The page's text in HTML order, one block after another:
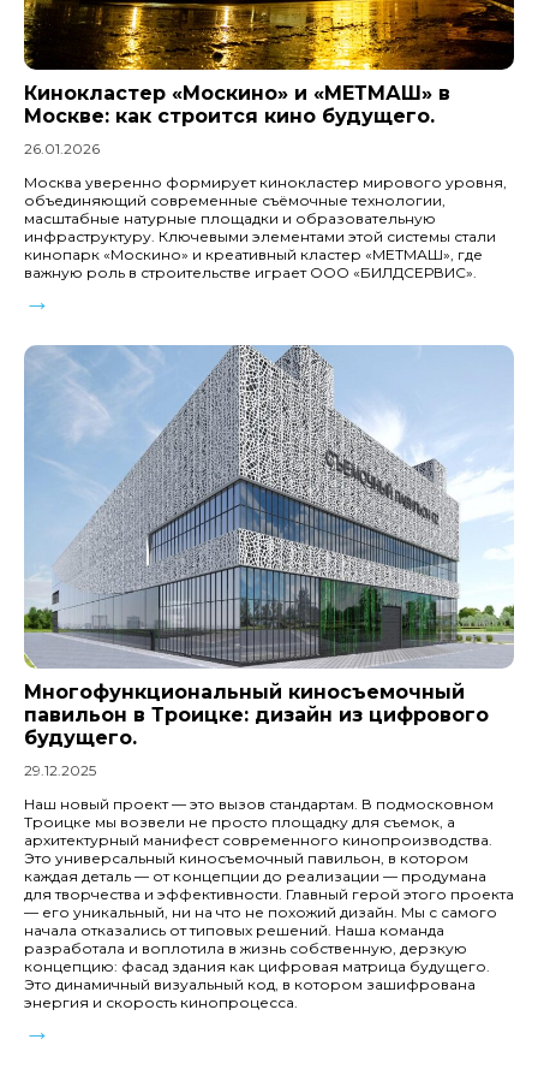
Кинокластер «Москино» и «МЕТМАШ» в
Москве: как строится кино будущего.
26.01.2026
Москва уверенно формирует кинокластер мирового уровня,
объединяющий современные съёмочные технологии,
масштабные натурные площадки и образовательную
инфраструктуру. Ключевыми элементами этой системы стали
кинопарк «Москино» и креативный кластер «МЕТМАШ», где
важную роль в строительстве играет ООО «БИЛДСЕРВИС».
→
Многофункциональный киносъемочный
павильон в Троицке: дизайн из цифрового
будущего.
29.12.2025
Наш новый проект — это вызов стандартам. В подмосковном
Троицке мы возвели не просто площадку для съемок, а
архитектурный манифест современного кинопроизводства.
Это универсальный киносъемочный павильон, в котором
каждая деталь — от концепции до реализации — продумана
для творчества и эффективности. Главный герой этого проекта
— его уникальный, ни на что не похожий дизайн. Мы с самого
начала отказались от типовых решений. Наша команда
разработала и воплотила в жизнь собственную, дерзкую
концепцию: фасад здания как цифровая матрица будущего.
Это динамичный визуальный код, в котором зашифрована
энергия и скорость кинопроцесса.
→